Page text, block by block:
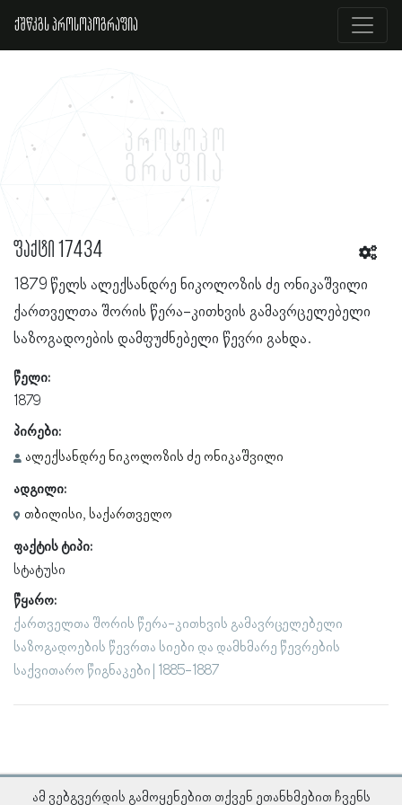
ქშწკგს პროსოპოგრაფია
ფაქტი 17434
1879 წელს ალექსანდრე ნიკოლოზის ძე ონიკაშვილი
ქართველთა შორის წერა-კითხვის გამავრცელებელი
საზოგადოების დამფუძნებელი წევრი გახდა.
წელი:
1879
პირები:
ალექსანდრე ნიკოლოზის ძე ონიკაშვილი
ადგილი:
თბილისი, საქართველო
ფაქტის ტიპი:
სტატუსი
წყარო:
ქართველთა შორის წერა-კითხვის გამავრცელებელი
საზოგადოების წევრთა სიები და დამხმარე წევრების
საქვითარო წიგნაკები | 1885-1887
ამ ვებგვერდის გამოყენებით თქვენ ეთანხმებით ჩვენს